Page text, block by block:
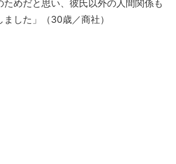
めだと思い、彼氏以外の人間関係も
した」（30歳／商社）